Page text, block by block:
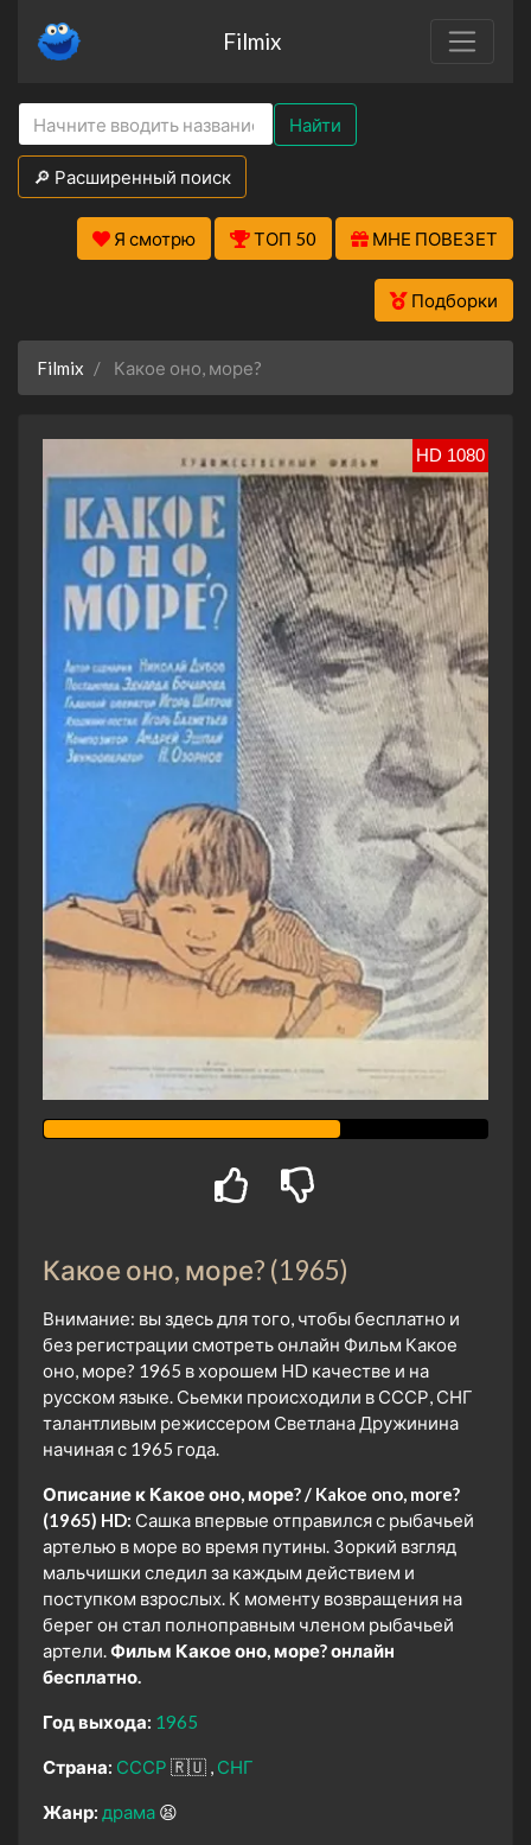
Filmix
Найти
🔎 Расширенный поиск
Я смотрю ТОП 50 МНЕ ПОВЕЗЕТ
Подборки
Filmix Какое оно, море?
HD 1080
Какое оно, море? (1965)
Внимание: вы здесь для того, чтобы бесплатно и
без регистрации смотреть онлайн Фильм Какое
оно, море? 1965 в хорошем HD качестве и на
русском языке. Сьемки происходили в СССР, СНГ
талантливым режиссером Светлана Дружинина
начиная с 1965 года.
Описание к Какое оно, море? / Kakoe ono, more?
(1965) HD: Сашка впервые отправился с рыбачьей
артелью в море во время путины. Зоркий взгляд
мальчишки следил за каждым действием и
поступком взрослых. К моменту возвращения на
берег он стал полноправным членом рыбачьей
артели. Фильм Какое оно, море? онлайн
бесплатно.
Год выхода: 1965
Страна: СССР 🇷🇺 СНГ
Жанр: драма 😫